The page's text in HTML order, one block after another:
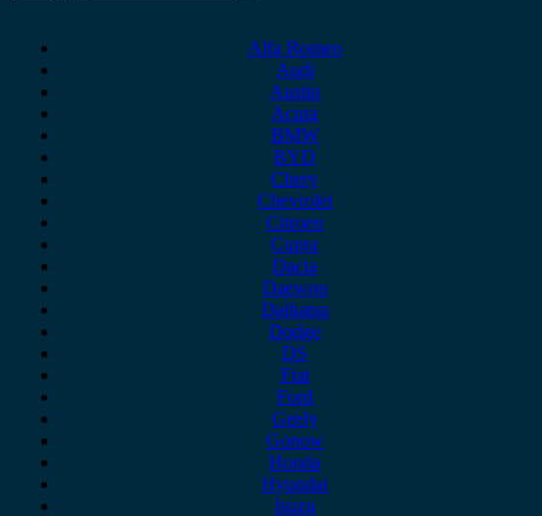
Alfa Romeo
Audi
Austin
Acura
BMW
BYD
Chery
Chevrolet
Citroen
Cupra
Dacia
Daewoo
Daihatsu
Dodge
DS
Fiat
Ford
Geely
Gonow
Honda
Hyundai
Isuzu